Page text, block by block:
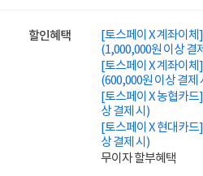
할인혜택
[토스페이 X 계좌이
(1,000,000원 이상 결
[토스페이 X 계좌이
(600,000원 이상 결제
[토스페이 X 농협카드
상 결제 시)
[토스페이 X 현대카드
상 결제 시)
무이자 할부혜택